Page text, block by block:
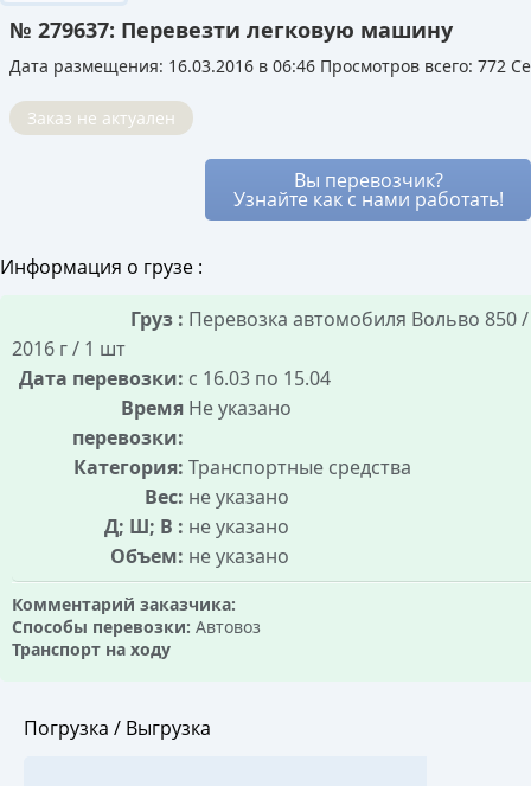
мессенджер. Вы видите все варианты и
можете выбирать лучший, устраивая
рыночной, а риск переплаты минимален, так
как все условия сделки известны заранее.
Это позволяет перевозчику снизить для вас
цену, так как его расходы уже частично
лучшие условия, не оплачивая полный рейс.
№ 279637: Перевезти легковую машину
Дата размещения: 16.03.2016 в 06:46 Просмотров всего: 772
Заказ не актуален
Вы перевозчик?
Узнайте как с нами работать!
Информация о грузе :
Груз : Перевозка автомобиля Вольво 850 /
2016 г / 1 шт
Дата перевозки: с 16.03 по 15.04
Время
перевозки:
Не указано
Категория: Транспортные средства
Вес: не указано
Д; Ш; В : не указано
Объем: не указано
Комментарий заказчика:
Способы перевозки: Автовоз
Транспорт на ходу
Погрузка / Выгрузка